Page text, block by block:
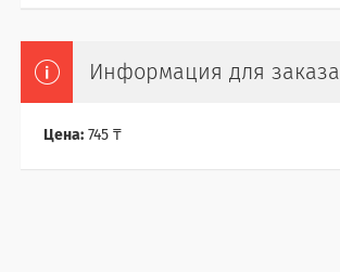
Информация для заказа
Цена: 745 ₸